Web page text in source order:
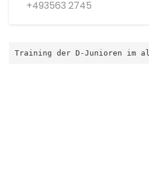
+493563 2745
Training der D-Junioren im